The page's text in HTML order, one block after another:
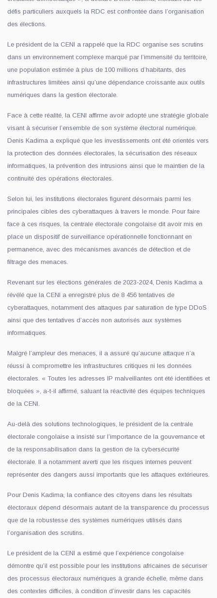
défis particuliers auxquels la RDC est confrontée dans l’organisation
des élections.
Le président de la CENI a rappelé que la RDC organise ses scrutins
dans un environnement complexe marqué par l’immensité du territoire,
une population estimée à plus de 100 millions d’habitants, des
infrastructures limitées ainsi qu’une dépendance croissante aux outils
numériques dans la gestion électorale.
Face à cette réalité, la CENI affirme avoir adopté une stratégie globale
visant à sécuriser l’ensemble de son système électoral numérique.
Denis Kadima a expliqué que les investissements ont été orientés vers
la protection des données électorales, la sécurisation des réseaux
informatiques, la prévention des intrusions ainsi que le maintien de la
continuité des opérations électorales.
Selon lui, les institutions électorales figurent désormais parmi les
principales cibles des cyberattaques à travers le monde. Pour faire
face à ces risques, la centrale électorale congolaise dit avoir mis en
place un dispositif de surveillance opérationnelle fonctionnant en
permanence, avec des mécanismes avancés de détection et de
filtrage des menaces.
Revenant sur les élections générales de 2023-2024, Denis Kadima a
révélé que la CENI a enregistré plus de 8 456 tentatives de
cyberattaques, notamment des attaques par saturation de type DDoS
ainsi que des tentatives d’accès non autorisés aux systèmes
informatiques.
Malgré l’ampleur des menaces, il a assuré qu’aucune attaque n’a
réussi à compromettre les infrastructures critiques ni les données
électorales. « Toutes les adresses IP malveillantes ont été identifiées et
bloquées », a-t-il affirmé, saluant la réactivité des équipes techniques
de la CENI.
Au-delà des solutions technologiques, le président de la centrale
électorale congolaise a insisté sur l’importance de la gouvernance et
de la responsabilisation dans la gestion de la cybersécurité
électorale. Il a notamment averti que les risques internes peuvent
représenter des dangers aussi importants que les attaques extérieures.
Pour Denis Kadima, la confiance des citoyens dans les résultats
électoraux dépend désormais autant de la transparence du processus
que de la robustesse des systèmes numériques utilisés dans
l’organisation des scrutins.
Le président de la CENI a estimé que l’expérience congolaise
démontre qu’il est possible pour les institutions africaines de sécuriser
des processus électoraux numériques à grande échelle, même dans
des contextes difficiles, à condition d’investir dans les capacités